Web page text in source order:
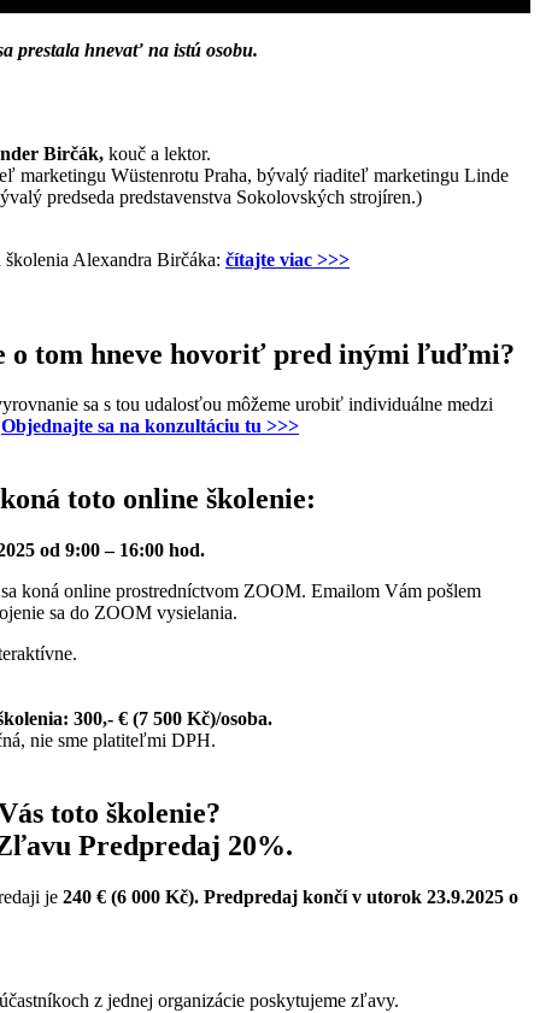
prestala hnevať na istú osobu.
Birčák, kouč a lektor.
marketingu Wüstenrotu Praha, bývalý riaditeľ marketingu Linde
predseda predstavenstva Sokolovských strojíren.)
Alexandra Birčáka: čítajte viac >>>
o tom hneve hovoriť pred inými ľuďmi?
sa s tou udalosťou môžeme urobiť individuálne medzi
Objednajte sa na konzultáciu tu >>>
toto online školenie:
od 9:00 – 16:00 hod.
koná online prostredníctvom ZOOM. Emailom Vám pošlem
sa do ZOOM vysielania.
300,- € (7 500 Kč)/osoba.
nie sme platiteľmi DPH.
toto školenie?
Predpredaj 20%.
je 240 € (6 000 Kč). Predpredaj končí v utorok 23.9.2025 o
z jednej organizácie poskytujeme zľavy.